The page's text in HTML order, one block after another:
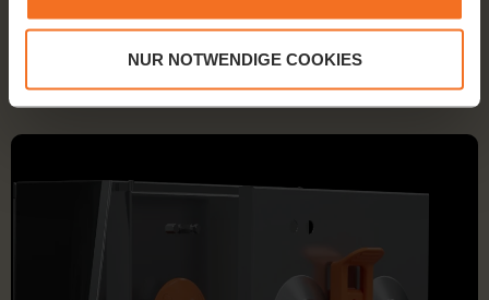
NUR NOTWENDIGE COOKIES
Let the dishwasher do the work. Die Reinigung war, dank dem
geht in die Spülmaschine und sorgt für perfekte Hygiene.
Hygiene-Zertifiziert von Institut Hygienicum Graz.